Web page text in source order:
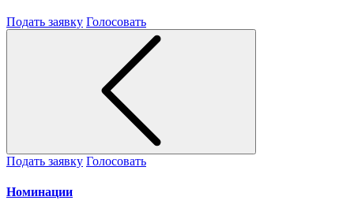
Подать заявку Голосовать
Подать заявку Голосовать
Номинации